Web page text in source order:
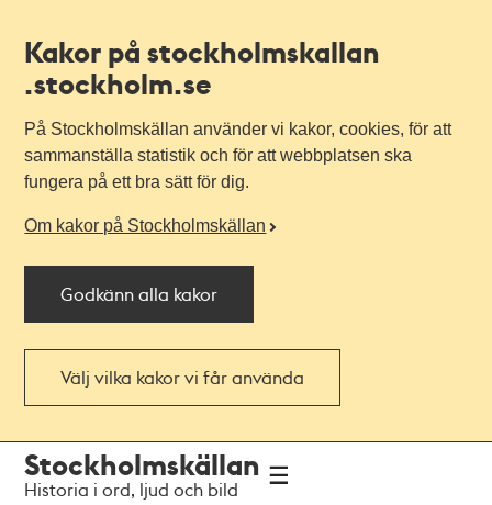
Kakor på stockholmskallan
.stockholm.se
På Stockholmskällan använder vi kakor, cookies, för att
sammanställa statistik och för att webbplatsen ska
fungera på ett bra sätt för dig.
Om kakor på Stockholmskällan
Godkänn alla kakor
Välj vilka kakor vi får använda
navigationen
huvudinnehållet
Stockholmskällan
Historia i ord, ljud och bild